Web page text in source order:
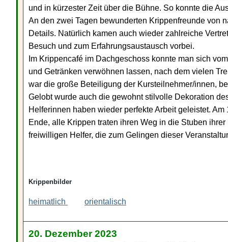
und in kürzester Zeit über die Bühne. So konnte die
An den zwei Tagen bewunderten Krippenfreunde von
Details. Natürlich kamen auch wieder zahlreiche
Besuch und zum Erfahrungsaustausch vorbei.
Im Krippencafé im Dachgeschoss konnte man sich
und Getränken verwöhnen lassen, nach dem vielen
war die große Beteiligung der Kursteilnehmer/innen,
Gelobt wurde auch die gewohnt stilvolle Dekoration
Helferinnen haben wieder perfekte Arbeit geleistet.
Ende, alle Krippen traten ihren Weg in die Stuben
freiwilligen Helfer, die zum Gelingen dieser
Krippenbilder
heimatlich orientalisch
20. Dezember 2023